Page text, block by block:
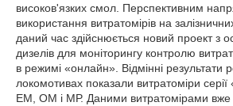
високов'язких смол. Перспективним
використання витратомірів на
даний час здійснюється новий проект з
дизелів для моніторингу контролю
в режимі «онлайн». Відмінні результати
локомотивах показали витратоміри
ЕМ, ОМ і МР. Даними витратомірами вже